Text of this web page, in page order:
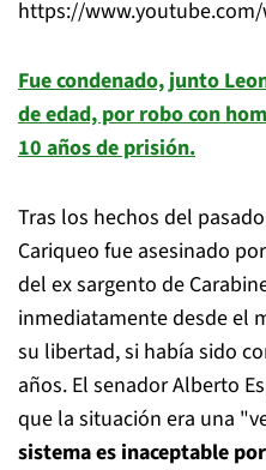
https://www.youtube.com/
Fue condenado, junto
de edad, por robo con
10 años de prisión.
Tras los hechos del
Cariqueo fue asesinado
del ex sargento de
inmediatamente desde el
su libertad, si había sido
años. El senador Alberto
que la situación era una
sistema es inaceptable